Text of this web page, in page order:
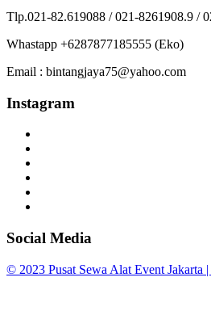
Tlp.021-82.619088 / 021-8261908.9 /
Whastapp +6287877185555 (Eko)
Email : bintangjaya75@yahoo.com
Instagram
Social Media
© 2023 Pusat Sewa Alat Event Jakarta |